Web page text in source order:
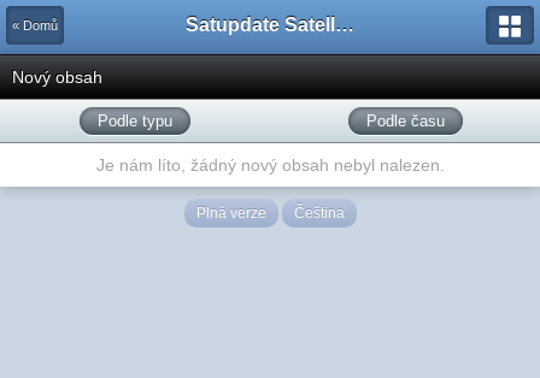
« Domů Satupdate Satellite Support Project
Nový obsah
Podle typu Podle času
Je nám líto, žádný nový obsah nebyl nalezen.
Plná verze Čeština